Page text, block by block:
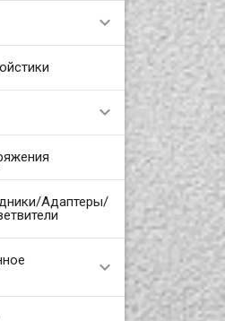
Адаптеры/